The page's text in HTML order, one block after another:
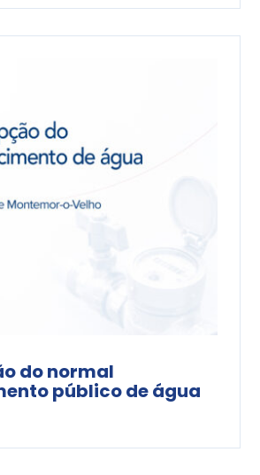
do normal
público de água